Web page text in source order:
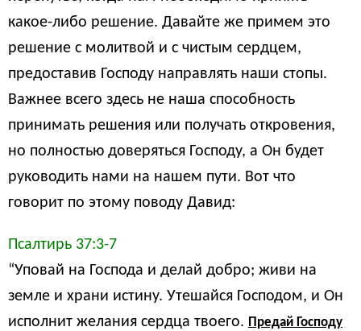
какое-либо решение. Давайте же примем это
решение с молитвой и с чистым сердцем,
предоставив Господу направлять наши стопы.
Важнее всего здесь не наша способность
принимать решения или получать откровения,
но полностью доверяться Господу, а Он будет
руководить нами на нашем пути. Вот что
говорит по этому поводу Давид:
Псалтирь 37:3-7
“Уповай на Господа и делай добро; живи на
земле и храни истину. Утешайся Господом, и Он
исполнит желания сердца твоего. Предай Господу